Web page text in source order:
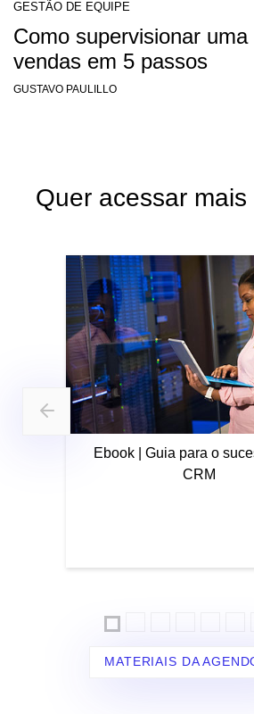
GESTÃO DE EQUIPE
Como supervisionar
vendas em 5 passos
GUSTAVO PAULILLO
Quer acessar
Ebook | Guia para o
CRM
MATERIAIS DA